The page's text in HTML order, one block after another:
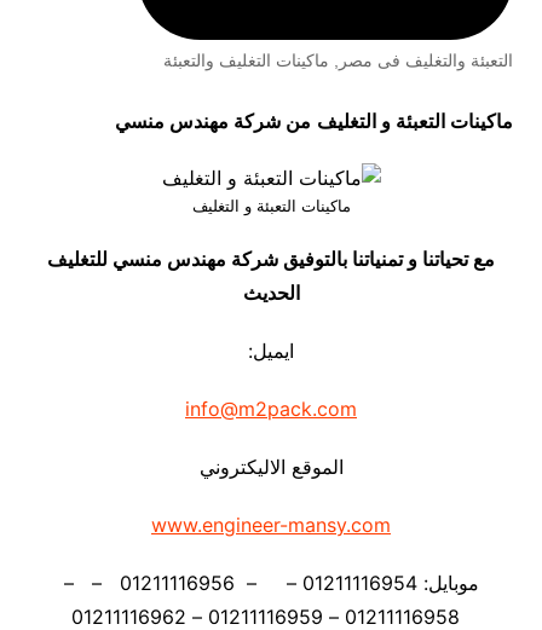
التعبئة والتغليف فى مصر , ماكينات التغليف والتعبئة
ماكينات التعبئة و التغليف من شركة مهندس منسي
ماكينات التعبئة و التغليف
مع تحياتنا و تمنياتنا بالتوفيق شركة مهندس منسي للتغليف
الحديث
ايميل:
info@m2pack.com
الموقع الاليكتروني
www.engineer-mansy.com
موبايل: 01211116954 – – 01211116956 – –